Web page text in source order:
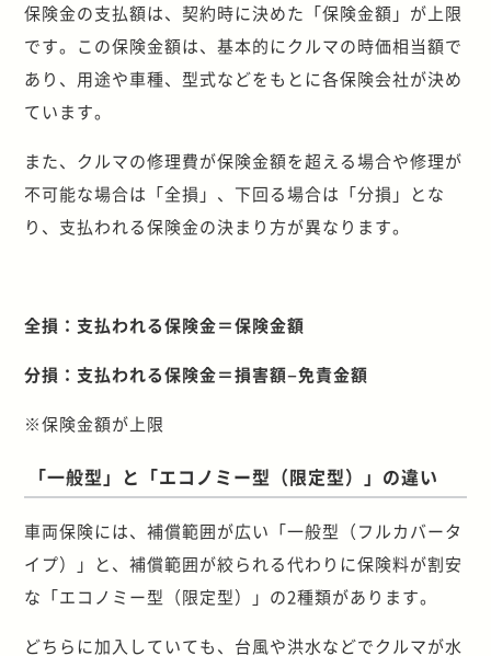
保険金の支払額は、契約時に決めた「保険金額」が上限
です。この保険金額は、基本的にクルマの時価相当額で
あり、用途や車種、型式などをもとに各保険会社が決め
ています。
また、クルマの修理費が保険金額を超える場合や修理が
不可能な場合は「全損」、下回る場合は「分損」とな
り、支払われる保険金の決まり方が異なります。
全損：支払われる保険金＝保険金額
分損：支払われる保険金＝損害額−免責金額
※保険金額が上限
「一般型」と「エコノミー型（限定型）」の違い
車両保険には、補償範囲が広い「一般型（フルカバータ
イプ）」と、補償範囲が絞られる代わりに保険料が割安
な「エコノミー型（限定型）」の2種類があります。
どちらに加入していても、台風や洪水などでクルマが水